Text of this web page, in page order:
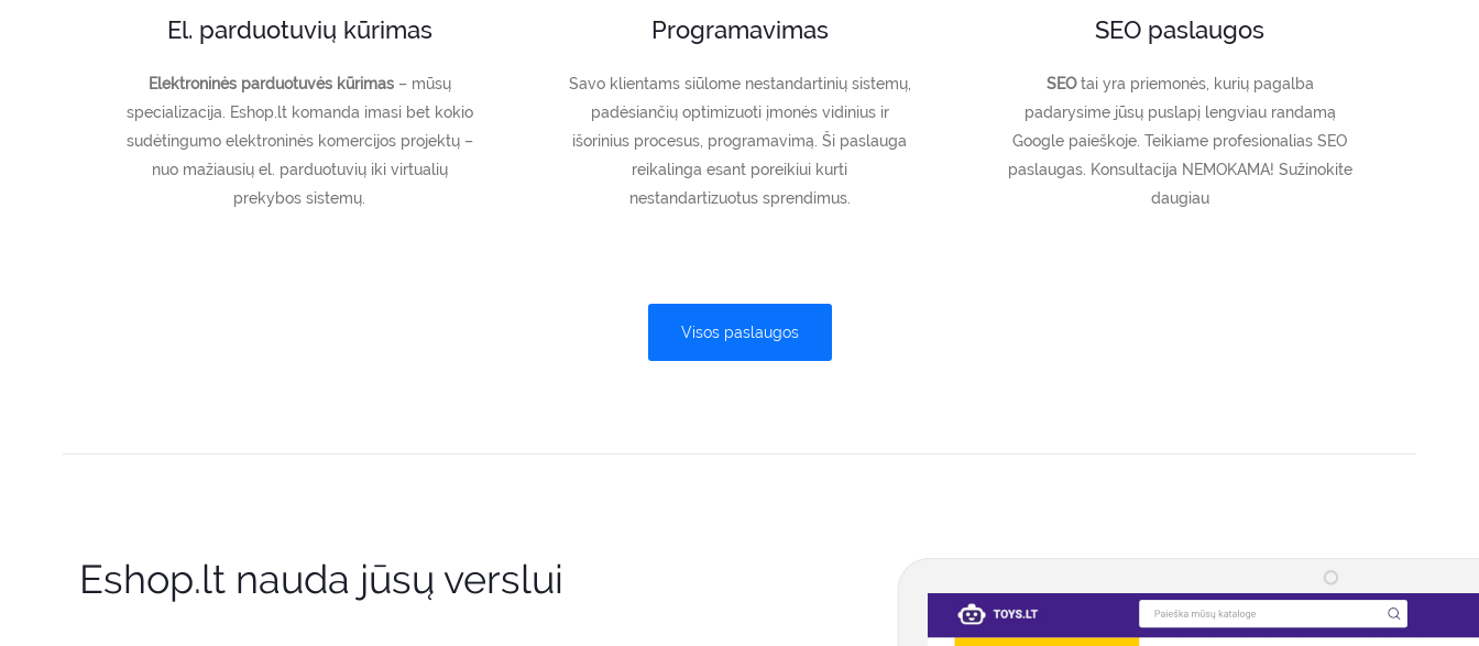
El. parduotuvių kūrimas
Elektroninės parduotuvės kūrimas– mūsų
specializacija. Eshop.lt komanda imasi bet kokio
sudėtingumo elektroninės komercijos projektų –
nuo mažiausių el. parduotuvių iki virtualių
prekybos sistemų.
Programavimas
Savo klientams siūlome nestandartinių sistemų,
padėsiančių optimizuoti įmonės vidinius ir
išorinius procesus, programavimą. Ši paslauga
reikalinga esant poreikiui kurti
nestandartizuotus sprendimus.
SEO paslaugos
SEOtai yra priemonės, kurių pagalba
padarysime jūsų puslapį lengviau randamą
Google paieškoje. Teikiame profesionalias SEO
paslaugas. Konsultacija NEMOKAMA! Sužinokite
daugiau
Visos paslaugos
Eshop.lt nauda jūsų verslui